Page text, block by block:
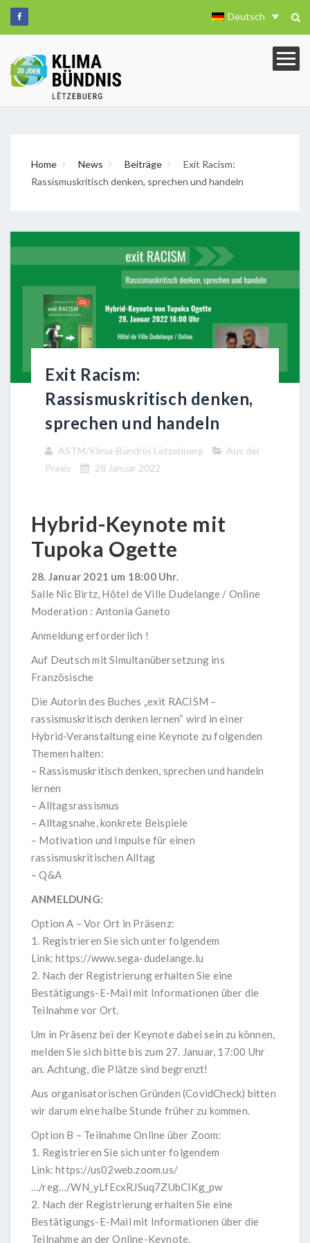
Deutsch
Home News Beiträge
Exit Racism:
Rassismuskritisch denken, sprechen und handeln
Exit Racism:
Rassismuskritisch denken,
sprechen und handeln
ASTM/Klima-Bündnis Lëtzebuerg
Aus der
Praxis
28 Januar 2022
Hybrid-Keynote mit
Tupoka Ogette
28. Januar 2021 um 18:00 Uhr.
Salle Nic Birtz, Hôtel de Ville Dudelange / Online
Moderation : Antonia Ganeto
Anmeldung erforderlich !
Auf Deutsch mit Simultanübersetzung ins
Französische
Die Autorin des Buches „exit RACISM –
rassismuskritisch denken lernen“ wird in einer
Hybrid-Veranstaltung eine Keynote zu folgenden
Themen halten:
– Rassismuskritisch denken, sprechen und handeln
lernen
– Alltagsrassismus
– Alltagsnahe, konkrete Beispiele
– Motivation und Impulse für einen
rassismuskritischen Alltag
– Q&A
ANMELDUNG:
Option A – Vor Ort in Präsenz:
1. Registrieren Sie sich unter folgendem
Link:https://www.sega-dudelange.lu
2. Nach der Registrierung erhalten Sie eine
Bestätigungs-E-Mail mit Informationen über die
Teilnahme vor Ort.
Um in Präsenz bei der Keynote dabei sein zu können,
melden Sie sich bitte bis zum 27. Januar, 17:00 Uhr
an. Achtung, die Plätze sind begrenzt!
Aus organisatorischen Gründen (CovidCheck) bitten
wir darum eine halbe Stunde früher zu kommen.
Option B – Teilnahme Online über Zoom:
1. Registrieren Sie sich unter folgendem
Link:https://us02web.zoom.us/
…/reg…/WN_yLfEcxRJSuq7ZUbCIKg_pw
2. Nach der Registrierung erhalten Sie eine
Bestätigungs-E-Mail mit Informationen über die
Teilnahme an der Online-Keynote.